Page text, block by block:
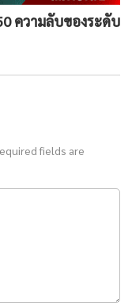
ความลับของระดับ
fields are